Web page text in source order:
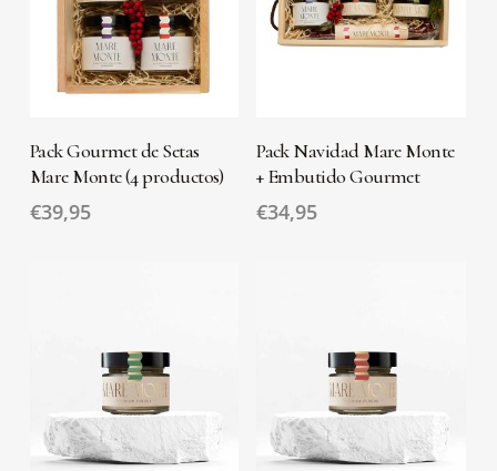
AÑADIR AL
CARRITO
Pack Gourmet de Setas
Mare Monte (4 productos)
€39,95
AÑADIR AL
CARRITO
Pack Navidad Mare Monte
+ Embutido Gourmet
€34,95